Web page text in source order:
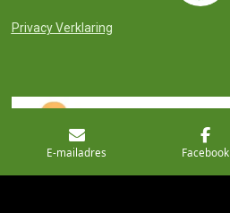
Privacy Verklaring
E-mailadres Facebook